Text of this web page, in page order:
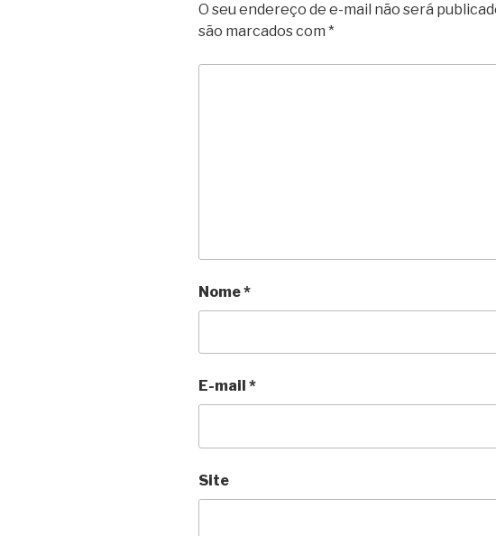
O seu endereço de e-mail não será
são marcados com *
Nome*
E-mail *
Site